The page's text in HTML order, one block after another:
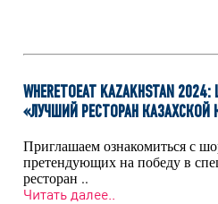
WHERETOEAT KAZAKHSTAN
«ЛУЧШИЙ РЕСТОРАН КАЗАХСКОЙ
Приглашаем ознакомиться с
претендующих на победу в
ресторан ..
Читать далее..